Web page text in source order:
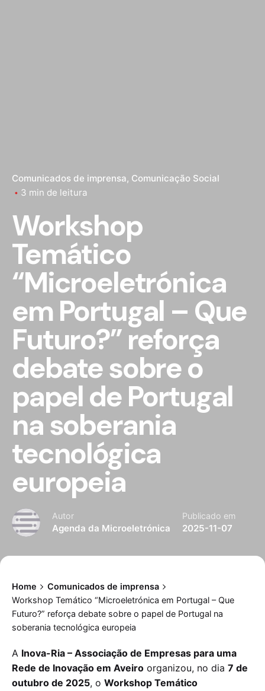
Comunicados de imprensa Comunicação Social
3 min de leitura
Workshop
Temático
“Microeletrónica
em Portugal – Que
Futuro?” reforça
debate sobre o
papel de Portugal
na soberania
tecnológica
europeia
Autor
Agenda da Microeletrónica
Publicado em
2025-11-07
Home
Comunicados de imprensa
Workshop Temático “Microeletrónica em Portugal – Que
Futuro?” reforça debate sobre o papel de Portugal na
soberania tecnológica europeia
A Inova-Ria – Associação de Empresas para uma
Rede de Inovação em Aveiro organizou, no dia 7 de
outubro de 2025, o Workshop Temático